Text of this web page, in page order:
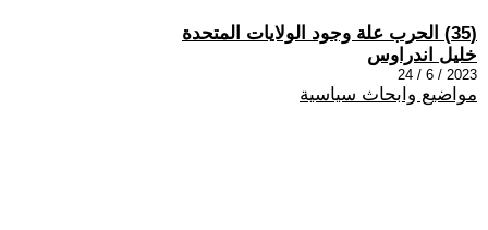
(35) الحرب علة وجود الولايات المتحدة
خليل اندراوس
2023 / 6 / 24
مواضيع وابحاث سياسية